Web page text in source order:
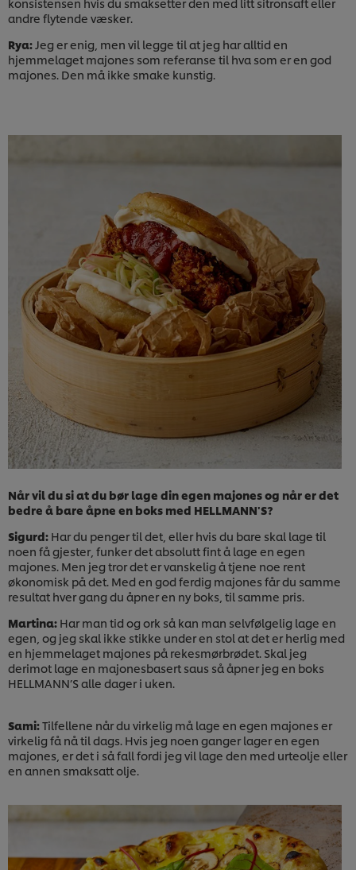
andre flytende væsker.
Rya:Jeg er enig, men vil legge til at jeg har alltid en
hjemmelaget majones som referanse til hva som er en god
majones. Den må ikke smake kunstig.
Når vil du si at du bør lage din egen majones og når er det
bedre å bare åpne en boks med HELLMANN'S?
Sigurd: Har du penger til det, eller hvis du bare skal lage til
noen få gjester, funker det absolutt fint å lage en egen
majones. Men jeg tror det er vanskelig å tjene noe rent
økonomisk på det. Med en god ferdig majones får du samme
resultat hver gang du åpner en ny boks, til samme pris.
Martina: Har man tid og ork så kan man selvfølgelig lage en
egen, og jeg skal ikke stikke under en stol at det er herlig med
en hjemmelaget majones på rekesmørbrødet. Skal jeg
derimot lage en majonesbasert saus så åpner jeg en boks
HELLMANN’S alle dager i uken.
Sami:Tilfellene når du virkelig må lage en egen majones er
virkelig få nå til dags. Hvis jeg noen ganger lager en egen
majones, er det i så fall fordi jeg vil lage den med urteolje eller
en annen smaksatt olje.